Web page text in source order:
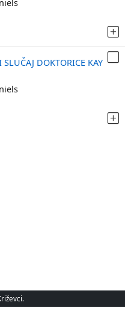
SLUČAJ DOKTORICE KAY